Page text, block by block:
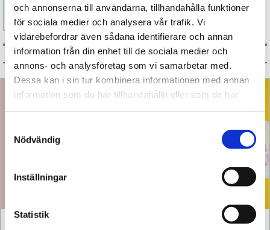
och annonserna till användarna, tillhandahålla funktioner
för sociala medier och analysera vår trafik. Vi
vidarebefordrar även sådana identifierare och annan
information från din enhet till de sociala medier och
annons- och analysföretag som vi samarbetar med.
Dessa kan i sin tur kombinera informationen med annan
information som du har tillhandahållit eller som de har
Nödvändig
Inställningar
Statistik
Årets bästsäljare
The Lem